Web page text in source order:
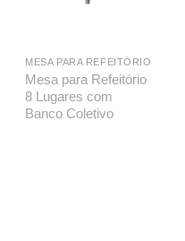
MESA PARA REFEITÓRIO
Mesa para Refeitório
8 Lugares com
Banco Coletivo